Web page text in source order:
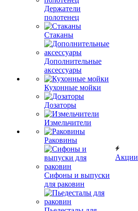
Держатели
полотенец
Стаканы
Дополнительные
аксессуары
Кухонные мойки
Дозаторы
Измельчители
Раковины
Сифоны и выпуски
для раковин
Акции